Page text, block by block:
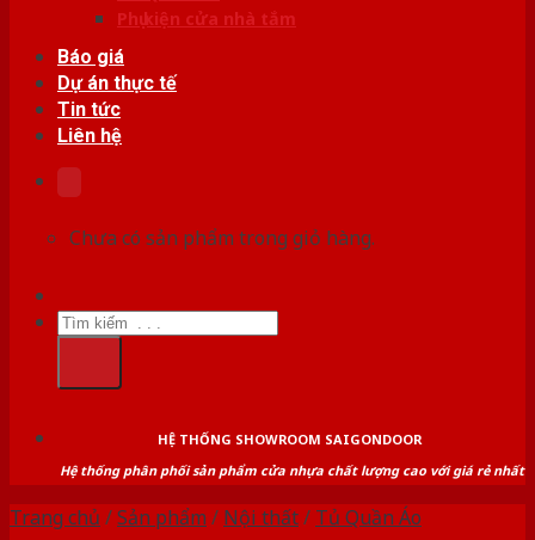
Phụ kiện cửa nhà tắm
Báo giá
Dự án thực tế
Tin tức
Liên hệ
Chưa có sản phẩm trong giỏ hàng.
Tìm
kiếm:
HỆ THỐNG SHOWROOM SAIGONDOOR
Hệ thống phân phối sản phẩm cửa nhựa chất lượng cao với giá rẻ nhất
Trang chủ /Sản phẩm / Nội thất/ Tủ Quần Áo